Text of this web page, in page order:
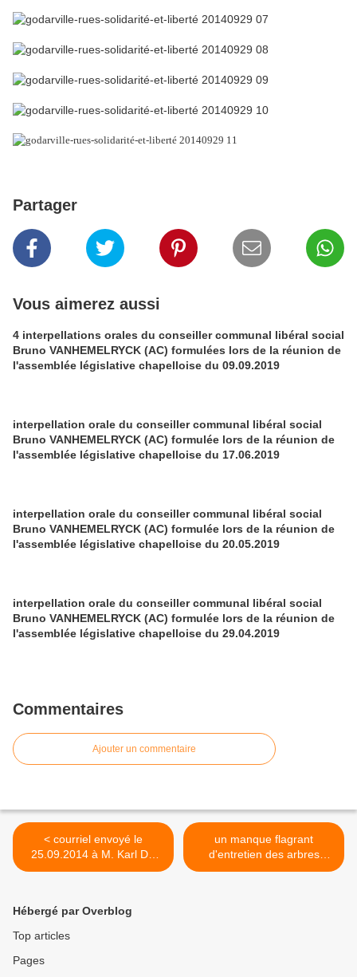
Partager
Vous aimerez aussi
4 interpellations orales du conseiller communal libéral social
Bruno VANHEMELRYCK (AC) formulées lors de la réunion de
l'assemblée législative chapelloise du 09.09.2019
interpellation orale du conseiller communal libéral social
Bruno VANHEMELRYCK (AC) formulée lors de la réunion de
l'assemblée législative chapelloise du 17.06.2019
interpellation orale du conseiller communal libéral social
Bruno VANHEMELRYCK (AC) formulée lors de la réunion de
l'assemblée législative chapelloise du 20.05.2019
interpellation orale du conseiller communal libéral social
Bruno VANHEMELRYCK (AC) formulée lors de la réunion de
l'assemblée législative chapelloise du 29.04.2019
Commentaires
Ajouter un commentaire
< courriel envoyé le
25.09.2014 à M. Karl DE
VOS, Bourgmestre, au sujet
RUCHE CHAPELLOISE"
ancrée à Chapelle-lez-
un manque flagrant
d'entretien des arbres
jonchant la rue de la Station
Hébergé par Overblog
Top articles
Pages